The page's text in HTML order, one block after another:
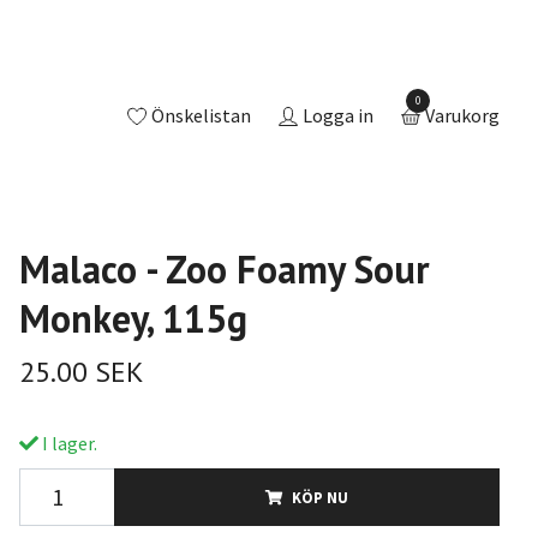
Önskelistan Logga in
0
Varukorg
Malaco - Zoo Foamy Sour
Monkey, 115g
25.00 SEK
I lager.
KÖP NU